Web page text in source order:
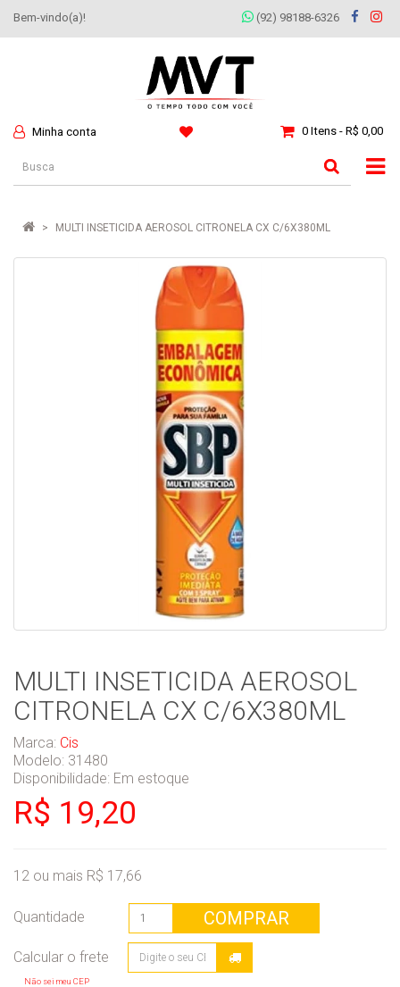
Bem-vindo(a)! (92) 98188-6326
Minha conta 0 Itens - R$ 0,00
MULTI INSETICIDA AEROSOL CITRONELA CX C/6X380ML
MULTI INSETICIDA AEROSOL
CITRONELA CX C/6X380ML
Marca: Cis
Modelo: 31480
Disponibilidade: Em estoque
R$ 19,20
12 ou mais R$ 17,66
Quantidade COMPRAR
Não sei meu CEP